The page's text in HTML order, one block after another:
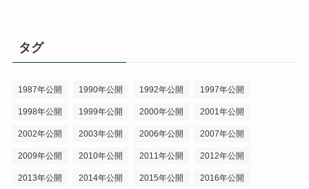
タグ
1987年公開 1990年公開 1992年公開 1997年公開
1998年公開 1999年公開 2000年公開 2001年公開
2002年公開 2003年公開 2006年公開 2007年公開
2009年公開 2010年公開 2011年公開 2012年公開
2013年公開 2014年公開 2015年公開 2016年公開